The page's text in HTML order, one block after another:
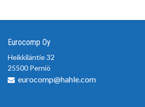
Eurocomp Oy
Heikkiläntie 32
25500 Perniö
eurocomp@hahle.com